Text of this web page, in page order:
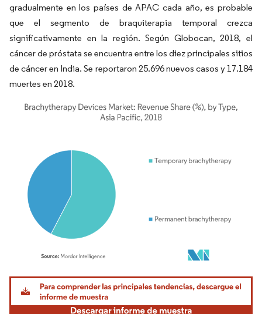
gradualmente en los países de APAC cada año, es probable
que el segmento de braquiterapia temporal crezca
significativamente en la región. Según Globocan, 2018, el
cáncer de próstata se encuentra entre los diez principales sitios
de cáncer en India. Se reportaron 25.696 nuevos casos y 17.184
muertes en 2018.
Imagen © Mordor Intelligence. El uso requiere atribución según CC BY 4.0.